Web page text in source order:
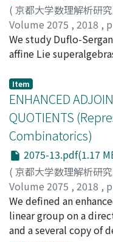
( 京都大学数理解析研
Volume 2075 , 2018 ,
Gorelik, Maria;
We study Duflo-
affine Lie
Item
ENHANCED
QUOTIENTS
Combinatorics)
2075-13.pdf(1.17
( 京都大学数理解析研
Volume 2075 , 2018 ,
太田, 琢也;西山, 享;
タ, タクヤ;ニシヤマ,
We defined an
linear group on a
and a several copy of